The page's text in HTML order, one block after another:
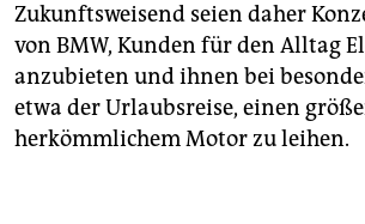
Zukunftsweisend seien daher
von BMW, Kunden für den Alltag
anzubieten und ihnen bei
etwa der Urlaubsreise, einen
herkömmlichem Motor zu leihen.